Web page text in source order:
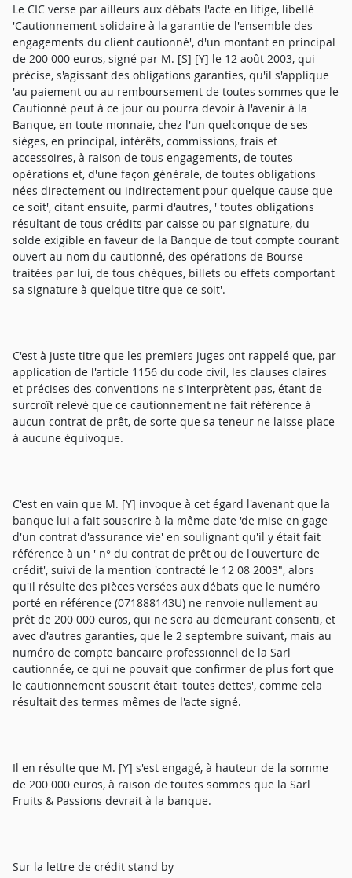
Le CIC verse par ailleurs aux débats l'acte en litige, libellé
'Cautionnement solidaire à la garantie de l'ensemble des
engagements du client cautionné', d'un montant en principal
de 200 000 euros, signé par M. [S] [Y] le 12 août 2003, qui
précise, s'agissant des obligations garanties, qu'il s'applique
'au paiement ou au remboursement de toutes sommes que le
Cautionné peut à ce jour ou pourra devoir à l'avenir à la
Banque, en toute monnaie, chez l'un quelconque de ses
sièges, en principal, intérêts, commissions, frais et
accessoires, à raison de tous engagements, de toutes
opérations et, d'une façon générale, de toutes obligations
nées directement ou indirectement pour quelque cause que
ce soit', citant ensuite, parmi d'autres, ' toutes obligations
résultant de tous crédits par caisse ou par signature, du
solde exigible en faveur de la Banque de tout compte courant
ouvert au nom du cautionné, des opérations de Bourse
traitées par lui, de tous chèques, billets ou effets comportant
sa signature à quelque titre que ce soit'.
C'est à juste titre que les premiers juges ont rappelé que, par
application de l'article 1156 du code civil, les clauses claires
et précises des conventions ne s'interprètent pas, étant de
surcroît relevé que ce cautionnement ne fait référence à
aucun contrat de prêt, de sorte que sa teneur ne laisse place
à aucune équivoque.
C'est en vain que M. [Y] invoque à cet égard l'avenant que la
banque lui a fait souscrire à la même date 'de mise en gage
d'un contrat d'assurance vie' en soulignant qu'il y était fait
référence à un ' n° du contrat de prêt ou de l'ouverture de
crédit', suivi de la mention 'contracté le 12 08 2003", alors
qu'il résulte des pièces versées aux débats que le numéro
porté en référence (071888143U) ne renvoie nullement au
prêt de 200 000 euros, qui ne sera au demeurant consenti, et
avec d'autres garanties, que le 2 septembre suivant, mais au
numéro de compte bancaire professionnel de la Sarl
cautionnée, ce qui ne pouvait que confirmer de plus fort que
le cautionnement souscrit était 'toutes dettes', comme cela
résultait des termes mêmes de l'acte signé.
Il en résulte que M. [Y] s'est engagé, à hauteur de la somme
de 200 000 euros, à raison de toutes sommes que la Sarl
Fruits & Passions devrait à la banque.
Sur la lettre de crédit stand by